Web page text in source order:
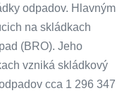
odpadov. Hlavným
na skládkach
(BRO). Jeho
vzniká skládkový
cca 1 296 347